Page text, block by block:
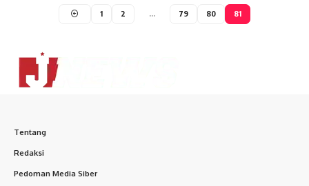
1 2 … 79 80 81
Tentang
Redaksi
Pedoman Media Siber